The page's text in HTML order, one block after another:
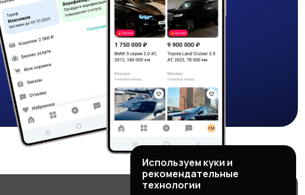
Используем куки и
рекомендательные
технологии